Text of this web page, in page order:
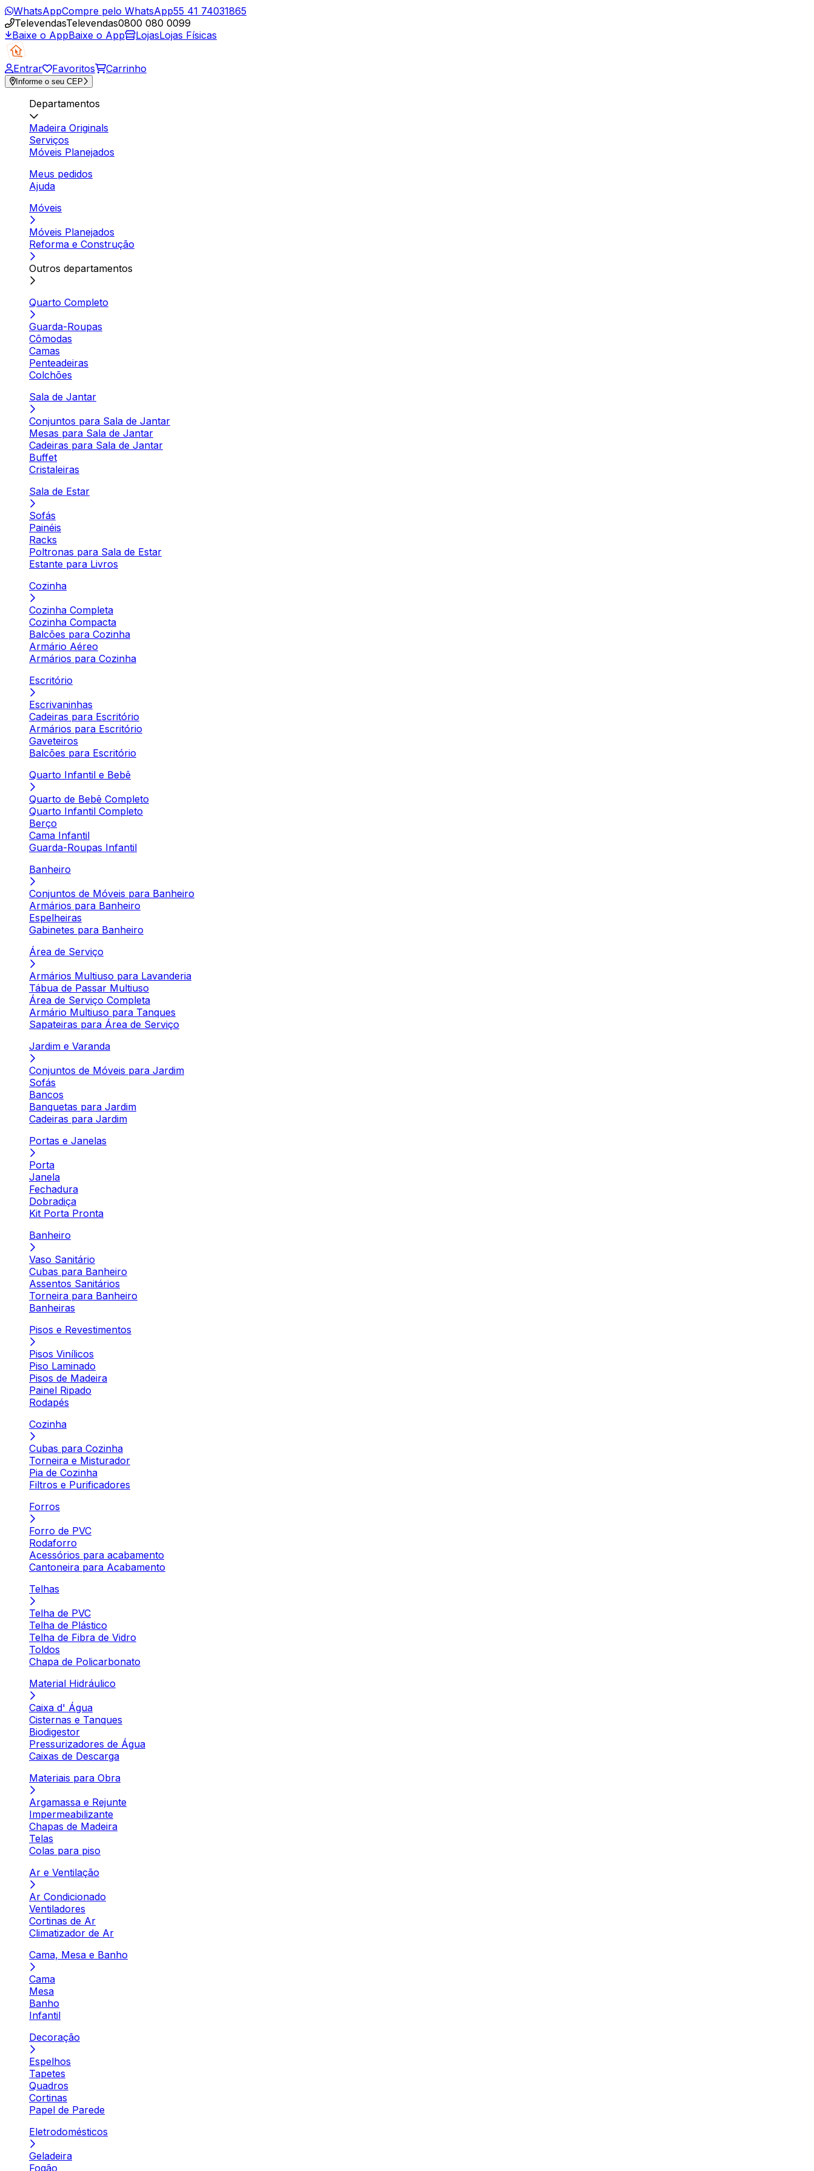
WhatsAppCompre pelo WhatsApp55 41 74031865
TelevendasTelevendas0800 080 0099
Baixe o AppBaixe o App LojasLojas Físicas
Entrar Favoritos Carrinho
Informe o seu CEP
Departamentos
Madeira Originals
Serviços
Móveis Planejados
Meus pedidos
Ajuda
Móveis
Móveis Planejados
Reforma e Construção
Outros departamentos
Quarto Completo
Guarda-Roupas
Cômodas
Camas
Penteadeiras
Colchões
Sala de Jantar
Conjuntos para Sala de Jantar
Mesas para Sala de Jantar
Cadeiras para Sala de Jantar
Buffet
Cristaleiras
Sala de Estar
Sofás
Painéis
Racks
Poltronas para Sala de Estar
Estante para Livros
Cozinha
Cozinha Completa
Cozinha Compacta
Balcões para Cozinha
Armário Aéreo
Armários para Cozinha
Escritório
Escrivaninhas
Cadeiras para Escritório
Armários para Escritório
Gaveteiros
Balcões para Escritório
Quarto Infantil e Bebê
Quarto de Bebê Completo
Quarto Infantil Completo
Berço
Cama Infantil
Guarda-Roupas Infantil
Banheiro
Conjuntos de Móveis para Banheiro
Armários para Banheiro
Espelheiras
Gabinetes para Banheiro
Área de Serviço
Armários Multiuso para Lavanderia
Tábua de Passar Multiuso
Área de Serviço Completa
Armário Multiuso para Tanques
Sapateiras para Área de Serviço
Jardim e Varanda
Conjuntos de Móveis para Jardim
Sofás
Bancos
Banquetas para Jardim
Cadeiras para Jardim
Portas e Janelas
Porta
Janela
Fechadura
Dobradiça
Kit Porta Pronta
Banheiro
Vaso Sanitário
Cubas para Banheiro
Assentos Sanitários
Torneira para Banheiro
Banheiras
Pisos e Revestimentos
Pisos Vinílicos
Piso Laminado
Pisos de Madeira
Painel Ripado
Rodapés
Cozinha
Cubas para Cozinha
Torneira e Misturador
Pia de Cozinha
Filtros e Purificadores
Forros
Forro de PVC
Rodaforro
Acessórios para acabamento
Cantoneira para Acabamento
Telhas
Telha de PVC
Telha de Plástico
Telha de Fibra de Vidro
Toldos
Chapa de Policarbonato
Material Hidráulico
Caixa d' Água
Cisternas e Tanques
Biodigestor
Pressurizadores de Água
Caixas de Descarga
Materiais para Obra
Argamassa e Rejunte
Impermeabilizante
Chapas de Madeira
Telas
Colas para piso
Ar e Ventilação
Ar Condicionado
Ventiladores
Cortinas de Ar
Climatizador de Ar
Cama, Mesa e Banho
Cama
Mesa
Banho
Infantil
Decoração
Espelhos
Tapetes
Quadros
Cortinas
Papel de Parede
Eletrodomésticos
Geladeira
Fogão